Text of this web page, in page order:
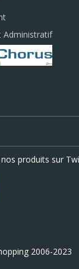
Administratif
produits sur
2006-2023